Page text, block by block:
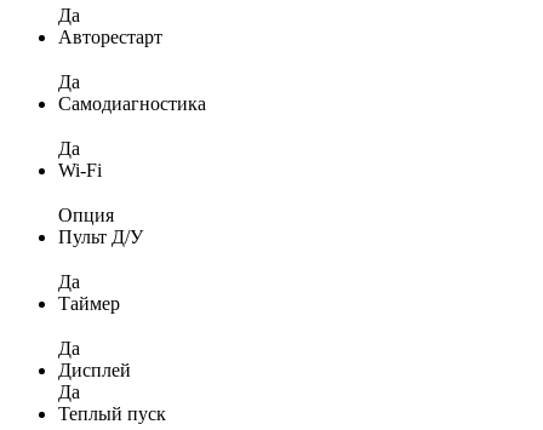
Да
Авторестарт
Да
Самодиагностика
Да
Wi-Fi
Опция
Пульт Д/У
Да
Таймер
Да
Дисплей
Да
Теплый пуск